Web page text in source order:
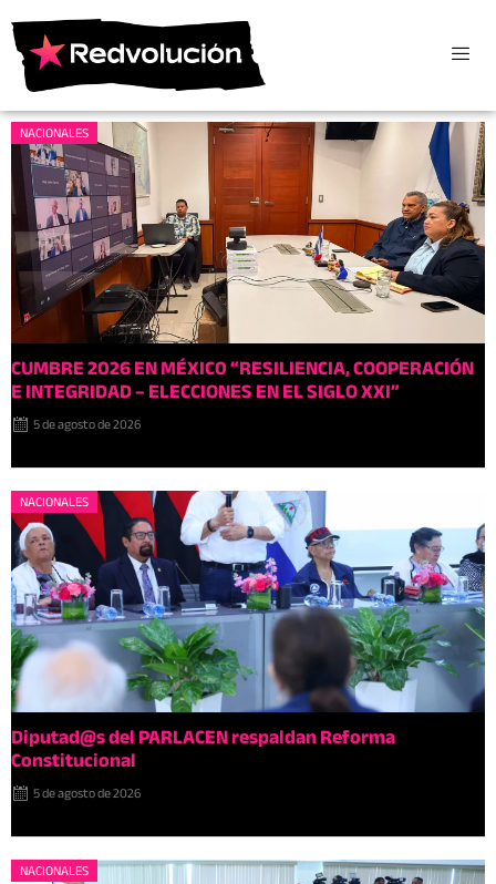
NACIONALES
CUMBRE 2026 EN MÉXIC0 “RESILIENCIA, COOPERACIÓN
E INTEGRIDAD – ELECCIONES EN EL SIGLO XXI”
5 de agosto de 2026
NACIONALES
Diputad@s del PARLACEN respaldan Reforma
Constitucional
5 de agosto de 2026
NACIONALES